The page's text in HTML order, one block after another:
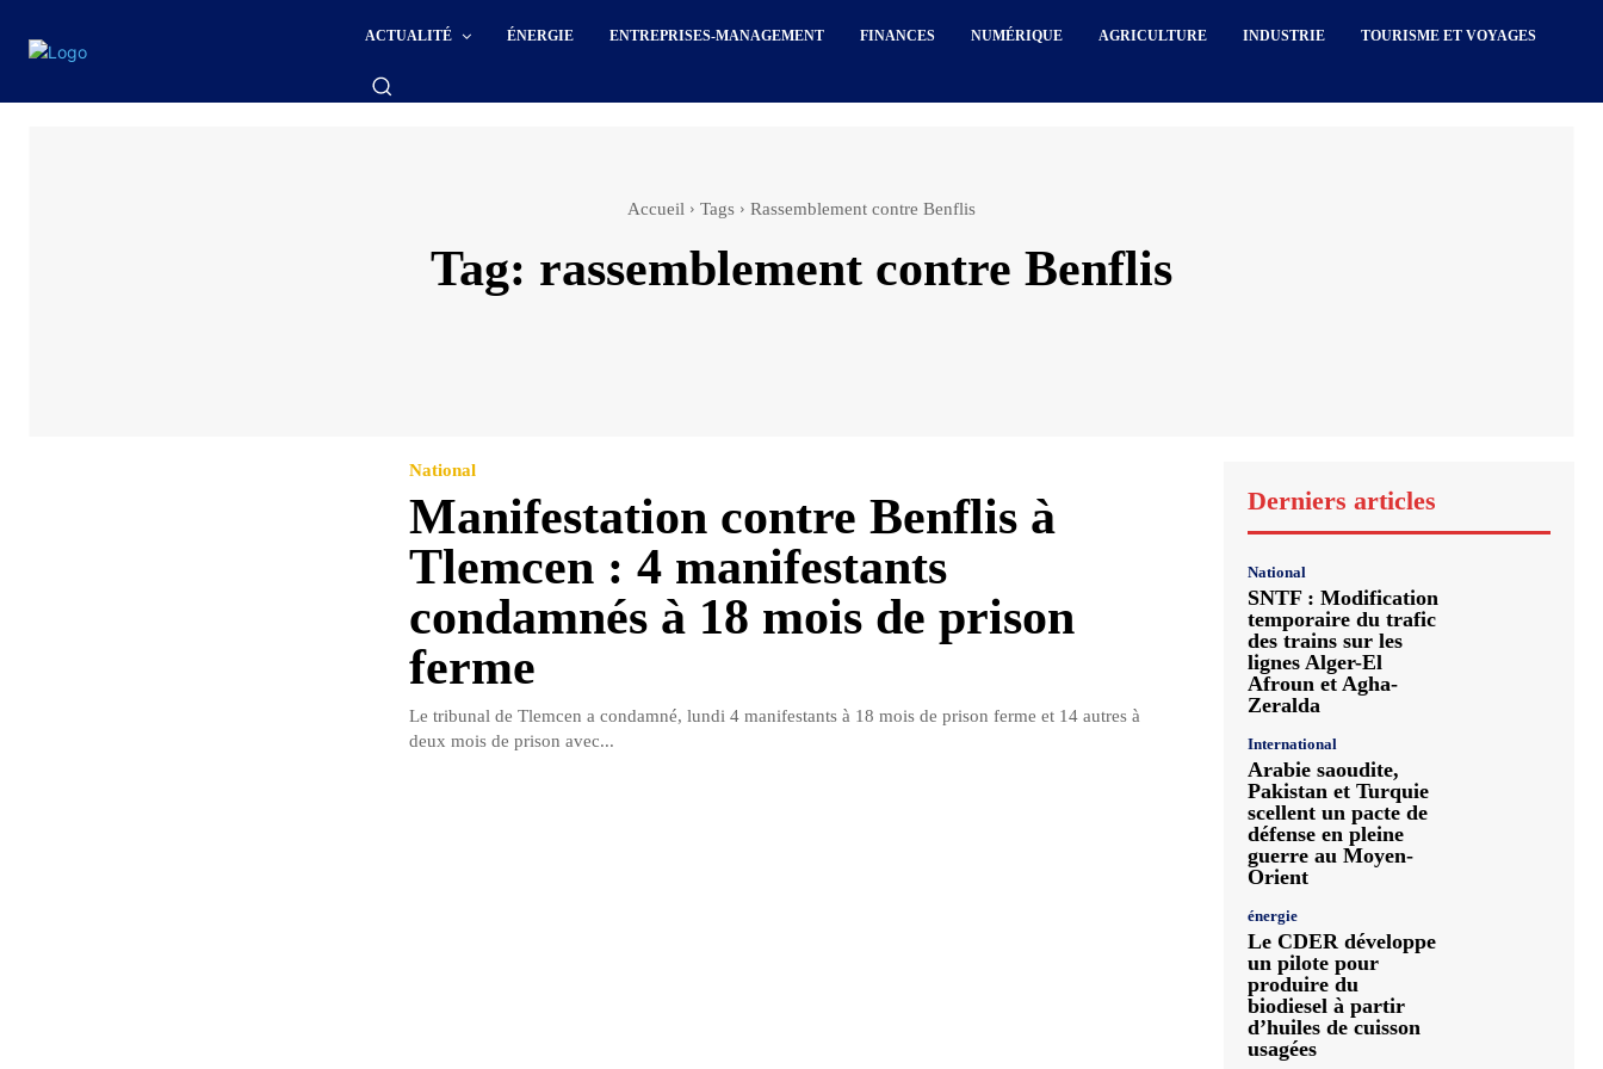
ACTUALITÉ ÉNERGIE ENTREPRISES-MANAGEMENT FINANCES NUMÉRIQUE AGRICULTURE INDUSTRIE TOURISME ET VOYAGES
Accueil Tags Rassemblement contre Benflis
Tag: rassemblement contre Benflis
National
Manifestation contre Benflis à
Tlemcen : 4 manifestants
condamnés à 18 mois de prison
ferme
Le tribunal de Tlemcen a condamné, lundi 4 manifestants à 18 mois de prison ferme et 14 autres à
deux mois de prison avec...
Derniers articles
National
SNTF : Modification
temporaire du trafic
des trains sur les
lignes Alger-El
Afroun et Agha-
Zeralda
International
Arabie saoudite,
Pakistan et Turquie
scellent un pacte de
défense en pleine
guerre au Moyen-
Orient
énergie
Le CDER développe
un pilote pour
produire du
biodiesel à partir
d’huiles de cuisson
usagées